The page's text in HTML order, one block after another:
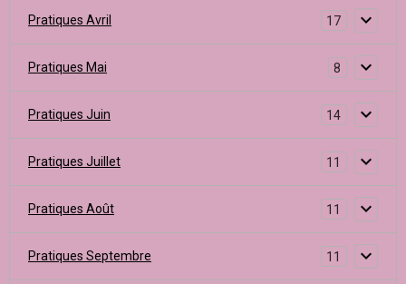
Pratiques Avril 17
Pratiques Mai 8
Pratiques Juin 14
Pratiques Juillet 11
Pratiques Août 11
Pratiques Septembre 11